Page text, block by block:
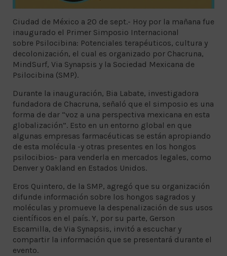
Ciudad de México a 20 de sept.- Hoy por la mañana fue
inaugurado el Primer Simposio Internacional
sobre Psilocibina: Potenciales terapéuticos, cultura y
decolonización, el cual es organizado por Chacruna,
MindSurf, Via Synapsis y la Sociedad Mexicana de
Psilocibina (SMP).
Durante la inauguración, Bia Labate, investigadora
fundadora de Chacruna, señaló que el simposio es una
forma de dar “voz a una perspectiva mexicana en esta
globalización”. Esto en un entorno global en que
algunas empresas farmacéuticas se están apropiando
de esta molécula -y otras presentes en los hongos
psilocibios- para venderla en mercados legales, como
Denver y Oakland en Estados Unidos.
Eros Quintero, de la SMP, agregó que su organización
difunde información sobre los hongos sagrados y
moléculas y promueve la despenalización de sus usos
científicos en el país. Y, por su parte, Gerson
Escamilla, de Via Synapsis, invitó a escuchar y
compartir la información que se presentará durante el
evento.